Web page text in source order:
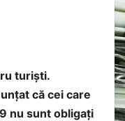
turiști.
că cei care
nu sunt obligați